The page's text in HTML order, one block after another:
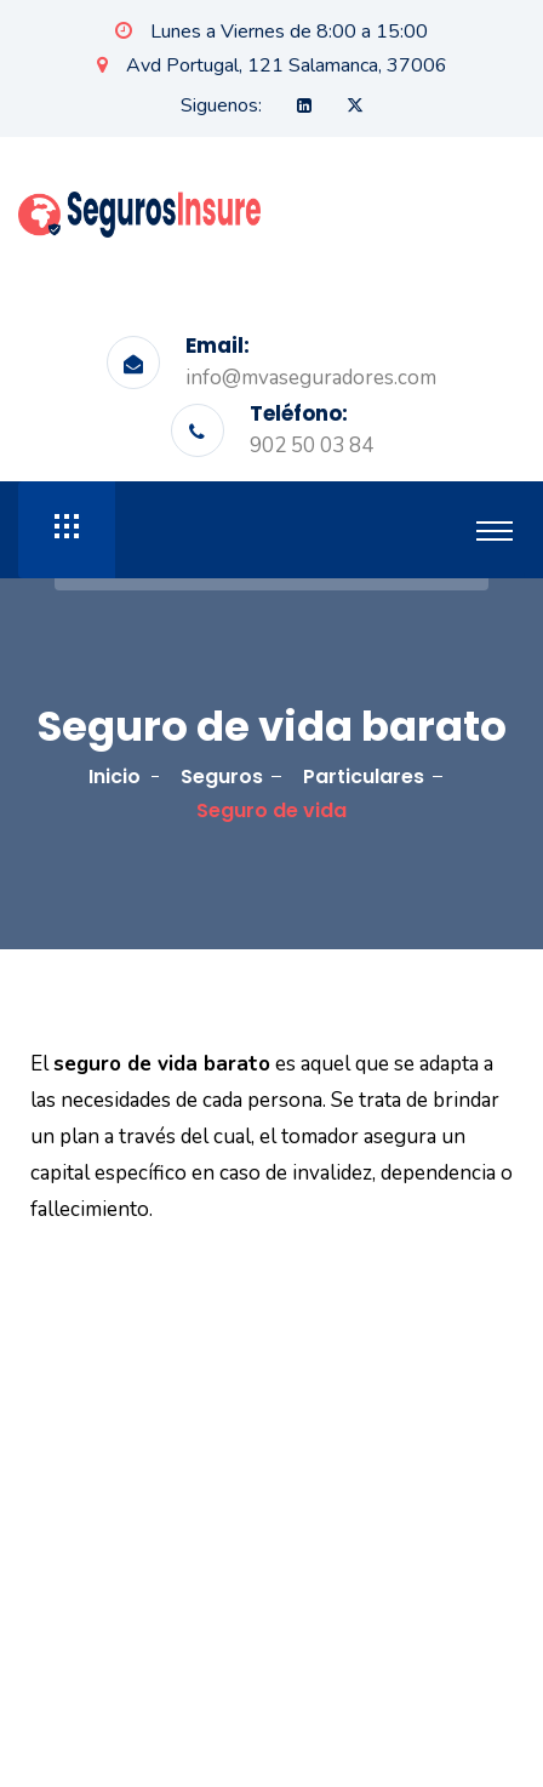
Lunes a Viernes de 8:00 a 15:00
Avd Portugal, 121 Salamanca, 37006
Siguenos:
Email:
info@mvaseguradores.com
Teléfono:
902 50 03 84
Seguro de vida barato
Inicio Seguros
Particulares
Seguro de vida
Elseguro de vida baratoes aquel que se adapta a
las necesidades de cada persona. Se trata de brindar
un plan a través del cual, el tomador asegura un
capital específico en caso de invalidez, dependencia o
fallecimiento.